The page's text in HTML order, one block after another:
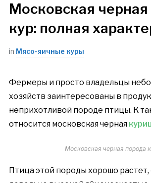
Московская черная
кур: полная
in Мясо-яичные куры
Фермеры и просто владельцы
хозяйств заинтересованы в
неприхотливой породе птицы. К
относится московская черная
Московская черная порода
Птица этой породы хорошо растет,